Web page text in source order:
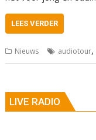
LEES VERDER
Nieuws audiotour,
LIVE RADIO